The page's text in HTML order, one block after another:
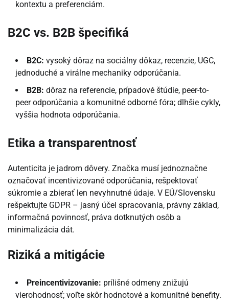
kontextu a preferenciám.
B2C vs. B2B špecifiká
B2C: vysoký dôraz na sociálny dôkaz, recenzie, UGC,
jednoduché a virálne mechaniky odporúčania.
B2B: dôraz na referencie, prípadové štúdie, peer-to-
peer odporúčania a komunitné odborné fóra; dlhšie cykly,
vyššia hodnota odporúčania.
Etika a transparentnosť
Autenticita je jadrom dôvery. Značka musí jednoznačne
označovať incentivizované odporúčania, rešpektovať
súkromie a zbierať len nevyhnutné údaje. V EÚ/Slovensku
rešpektujte GDPR – jasný účel spracovania, právny základ,
informačná povinnosť, práva dotknutých osôb a
minimalizácia dát.
Riziká a mitigácie
Preincentivizovanie: prílišné odmeny znižujú
vierohodnosť; voľte skôr hodnotové a komunitné benefity.